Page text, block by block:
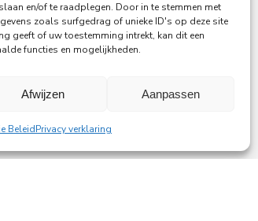
en/of te raadplegen. Door in te stemmen met
zoals surfgedrag of unieke ID's op deze site
geeft of uw toestemming intrekt, kan dit een
functies en mogelijkheden.
Afwijzen Aanpassen
BeleidPrivacy verklaring
Lees meer